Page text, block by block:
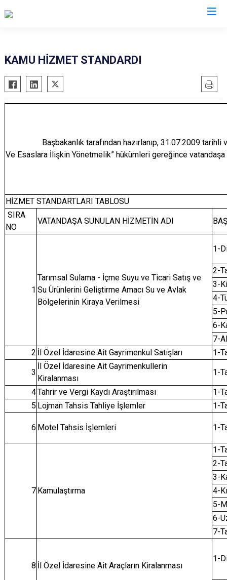
KAMU HİZMET STANDARDI
Başbakanlık tarafından hazırlanıp, 31.07.2009 tarihli ve
Ve Esaslara İlişkin Yönetmelik” hükümleri gereğince
HİZMET STANDARTLARI TABLOSU
SIRA
NO
VATANDAŞA SUNULAN HİZMETİN ADI
1
Tarımsal Sulama - İçme Suyu ve Ticari Satış ve
Su Ürünlerini Geliştirme Amacı Su ve Avlak
Bölgelerinin Kiraya Verilmesi
1-
2-
3-
4-
5-
6-
7-
2 İl Özel İdaresine Ait Gayrimenkul Satışları 1-
3
İl Özel İdaresine Ait Gayrimenkullerin
Kiralanması
1-
4Tahrir ve Vergi Kaydı Araştırılması
1-
5 Lojman Tahsis Tahliye İşlemler 1-
6 Motel Tahsis İşlemleri 1-
7 Kamulaştırma
1-
2-
3-
4-
5-
6-
7-
8 İl Özel İdaresine Ait Araçların Kiralanması
1-